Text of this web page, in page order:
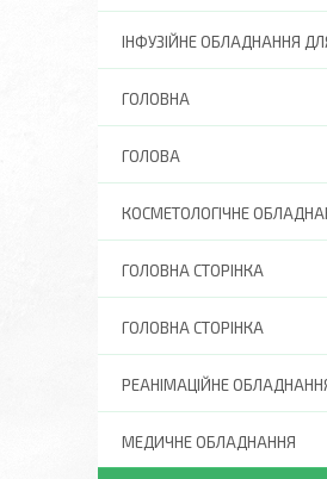
ІНФУЗІЙНЕ ОБЛАДНАННЯ
ГОЛОВНА
ГОЛОВА
КОСМЕТОЛОГІЧНЕ
ГОЛОВНА СТОРІНКА
ГОЛОВНА СТОРІНКА
РЕАНІМАЦІЙНЕ
МЕДИЧНЕ ОБЛАДНАННЯ